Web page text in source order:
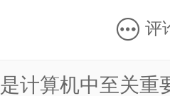
评
计算机中至关重